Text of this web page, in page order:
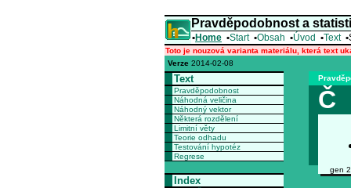
Pravděpodobnost a
•Home •Start •Obsah •Úvod •Text •
Toto je nouzová varianta materiálu, která text
Verze 2014-02-08
Text
Pravděpodobnost
Náhodná veličina
Náhodný vektor
Některá rozdělení
Limitní věty
Teorie odhadu
Testování hypotéz
Regrese
Index
Č
gen